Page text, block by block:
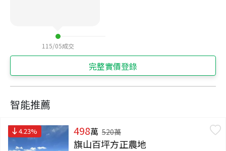
115/05成交
完整實價登錄
智能推薦
4.23% 498萬 520萬
旗山百坪方正農地